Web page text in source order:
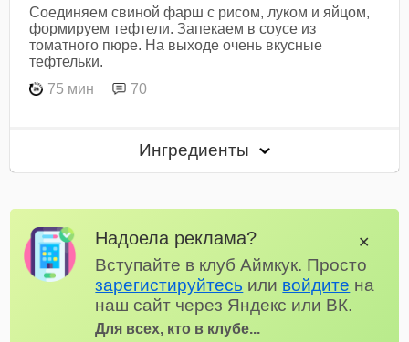
Соединяем свиной фарш с рисом, луком и яйцом,
формируем тефтели. Запекаем в соусе из
томатного пюре. На выходе очень вкусные
тефтельки.
75 мин
70
Ингредиенты
Надоела реклама?
Вступайте в клуб Аймкук. Просто
зарегистируйтесь или войдите на
наш сайт через Яндекс или ВК.
Для всех, кто в клубе...
✕